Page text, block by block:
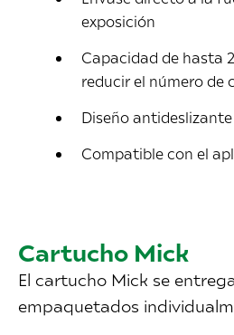
exposición
Capacidad de hasta
reducir el número de
Diseño antideslizante
Compatible con el
Cartucho Mick
El cartucho Mick se
empaquetados